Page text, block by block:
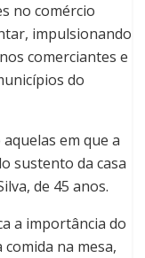
no comércio
impulsionando
comerciantes e
do
em que a
sustento da casa
de 45 anos.
a importância do
na mesa,